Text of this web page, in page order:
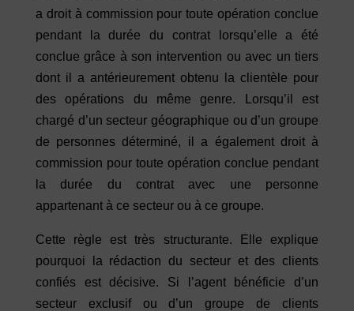
a droit à commission pour toute opération conclue
pendant la durée du contrat lorsqu’elle a été
conclue grâce à son intervention ou avec un tiers
dont il a antérieurement obtenu la clientèle pour
des opérations du même genre. Lorsqu’il est
chargé d’un secteur géographique ou d’un groupe
de personnes déterminé, il a également droit à
commission pour toute opération conclue pendant
la durée du contrat avec une personne
appartenant à ce secteur ou à ce groupe.
Cette règle est très structurante. Elle explique
pourquoi la rédaction du secteur et des clients
confiés est décisive. Si l’agent bénéficie d’un
secteur exclusif ou d’un groupe de clients